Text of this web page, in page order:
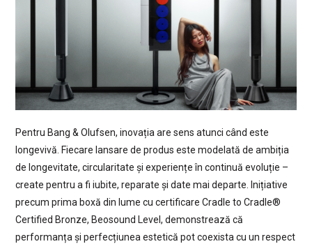
Pentru Bang & Olufsen, inovația are sens atunci când este
longevivă. Fiecare lansare de produs este modelată de ambiția
de longevitate, circularitate și experiențe în continuă evoluție –
create pentru a fi iubite, reparate și date mai departe. Inițiative
precum prima boxă din lume cu certificare Cradle to Cradle®
Certified Bronze, Beosound Level, demonstrează că
performanța și perfecțiunea estetică pot coexista cu un respect